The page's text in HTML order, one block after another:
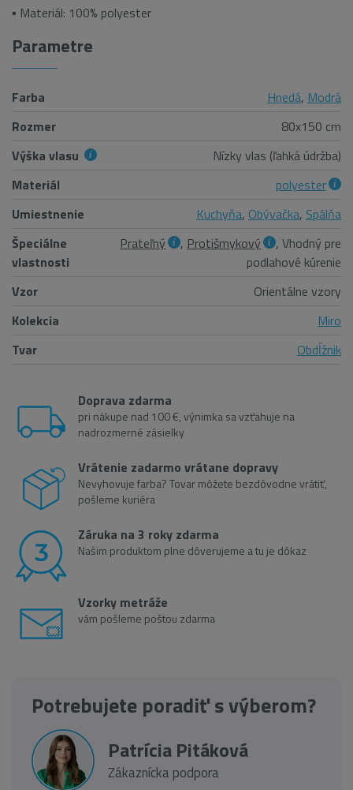
▪ Materiál: 100% polyester
Parametre
Farba Hnedá, Modrá
Rozmer
80x150 cm
Výška vlasu
Nízky vlas (ľahká údržba)
Materiál
polyester
Umiestnenie
Kuchyňa, Obývačka, Spálňa
Špeciálne
vlastnosti
Prateľný , Protišmykový
, Vhodný pre
podlahové kúrenie
Vzor
Orientálne vzory
Kolekcia
Miro
Tvar
Obdĺžnik
Doprava zdarma
pri nákupe nad 100 €, výnimka sa vzťahuje na
nadrozmerné zásielky
Vrátenie zadarmo vrátane dopravy
Nevyhovuje farba? Tovar môžete bezdôvodne vrátiť,
pošleme kuriéra
Záruka na 3 roky zdarma
Našim produktom plne dôverujeme a tu je dôkaz
Vzorky metráže
vám pošleme poštou zdarma
Potrebujete poradiť s výberom?
Patrícia Pitáková
Zákaznícka podpora